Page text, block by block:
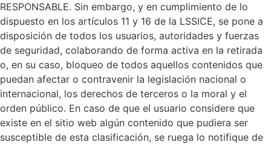
RESPONSABLE. Sin embargo, y en cumplimiento de lo
dispuesto en los artículos 11 y 16 de la LSSICE, se pone a
disposición de todos los usuarios, autoridades y fuerzas
de seguridad, colaborando de forma activa en la retirada
o, en su caso, bloqueo de todos aquellos contenidos que
puedan afectar o contravenir la legislación nacional o
internacional, los derechos de terceros o la moral y el
orden público. En caso de que el usuario considere que
existe en el sitio web algún contenido que pudiera ser
susceptible de esta clasificación, se ruega lo notifique de